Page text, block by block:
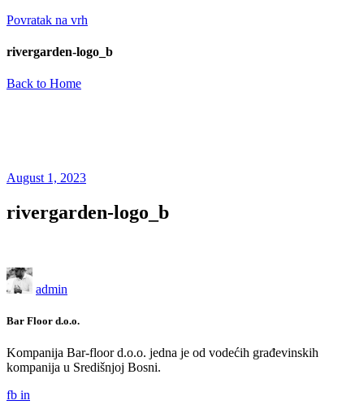
Povratak na vrh
rivergarden-logo_b
Back to Home
August 1, 2023
rivergarden-logo_b
admin
Bar Floor d.o.o.
Kompanija Bar-floor d.o.o. jedna je od vodećih građevinskih
kompanija u Središnjoj Bosni.
fb in